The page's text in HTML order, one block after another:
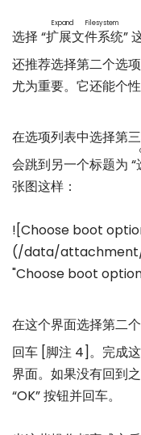
选择 “扩展文件系统
Expand Filesystem
”
还推荐选择第二个选
尤为重要。它还能个性
在选项列表中选择第
会跳到另一个标题为 “
张图这样：
![Choose boot
(/data/attachment/
"Choose boot
在这个界面选择第二
回车 [脚注 4]。完成
界面。如果没有回到
“OK” 按钮并回车。